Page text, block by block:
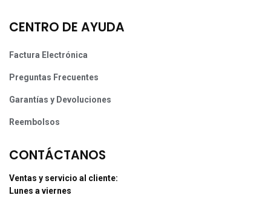
CENTRO DE AYUDA
Factura Electrónica
Preguntas Frecuentes
Garantías y Devoluciones
Reembolsos
CONTÁCTANOS
Ventas y servicio al cliente:
Lunes a viernes